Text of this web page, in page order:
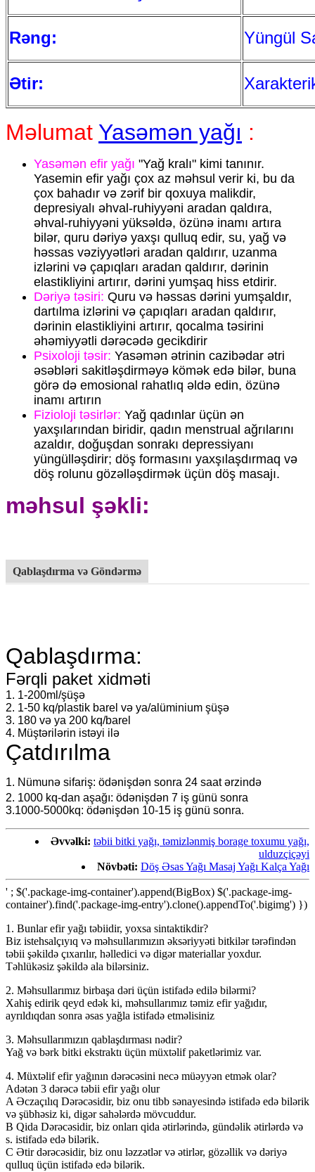
Rəng: Yüngül
Ətir:
Məlumat Yasəmən yağı :
Yasəmən efir yağı "Yağ kralı" kimi tanınır.
Yasemin efir yağı çox az məhsul verir ki, bu da
çox bahadır və zərif bir qoxuya malikdir,
depresiyalı əhval-ruhiyyəni aradan qaldıra,
əhval-ruhiyyəni yüksəldə, özünə inamı artıra
bilər, quru dəriyə yaxşı qulluq edir, su, yağ və
həssas vəziyyətləri aradan qaldırır, uzanma
izlərini və çapıqları aradan qaldırır, dərinin
elastikliyini artırır, dərini yumşaq hiss etdirir.
Dəriyə təsiri: Quru və həssas dərini yumşaldır,
dartılma izlərini və çapıqları aradan qaldırır,
dərinin elastikliyini artırır, qocalma təsirini
əhəmiyyətli dərəcədə gecikdirir
Psixoloji təsir: Yasəmən ətrinin cazibədar ətri
əsəbləri sakitləşdirməyə kömək edə bilər, buna
görə də emosional rahatlıq əldə edin, özünə
inamı artırın
Fizioloji təsirlər: Yağ qadınlar üçün ən
yaxşılarından biridir, qadın menstrual ağrılarını
azaldır, doğuşdan sonrakı depressiyanı
yüngülləşdirir; döş formasını yaxşılaşdırmaq və
döş rolunu gözəlləşdirmək üçün döş masajı.
məhsul şəkli:
Qablaşdırma və Göndərmə
Qablaşdırma:
Fərqli paket xidməti
1. 1-200ml/şüşə
2. 1-50 kq/plastik barel və ya/alüminium şüşə
3. 180 və ya 200 kq/barel
4. Müştərilərin istəyi ilə
Çatdırılma
1. Nümunə sifariş: ödənişdən sonra 24 saat ərzində
2. 1000 kq-dan aşağı: ödənişdən 7 iş günü sonra
3.1000-5000kq: ödənişdən 10-15 iş günü sonra.
Əvvəlki: təbii bitki yağı, təmizlənmiş borage toxumu yağı,
ulduzçiçəyi
Növbəti: Döş Əsas Yağı Masaj Yağı Kalça Yağı
' ; $('.package-img-container').append(BigBox) $('.package-img-
container').find('.package-img-entry').clone().appendTo('.bigimg') })
1. Bunlar efir yağı təbiidir, yoxsa sintaktikdir?
Biz istehsalçıyıq və məhsullarımızın əksəriyyəti bitkilər tərəfindən
təbii şəkildə çıxarılır, həlledici və digər materiallar yoxdur.
Təhlükəsiz şəkildə ala bilərsiniz.
2. Məhsullarımız birbaşa dəri üçün istifadə edilə bilərmi?
Xahiş edirik qeyd edək ki, məhsullarımız təmiz efir yağıdır,
ayrıldıqdan sonra əsas yağla istifadə etməlisiniz
3. Məhsullarımızın qablaşdırması nədir?
Yağ və bərk bitki ekstraktı üçün müxtəlif paketlərimiz var.
4. Müxtəlif efir yağının dərəcəsini necə müəyyən etmək olar?
Adətən 3 dərəcə təbii efir yağı olur
A Əczaçılıq Dərəcəsidir, biz onu tibb sənayesində istifadə edə bilərik
və şübhəsiz ki, digər sahələrdə mövcuddur.
B Qida Dərəcəsidir, biz onları qida ətirlərində, gündəlik ətirlərdə və
s. istifadə edə bilərik.
C Ətir dərəcəsidir, biz onu ləzzətlər və ətirlər, gözəllik və dəriyə
qulluq üçün istifadə edə bilərik.